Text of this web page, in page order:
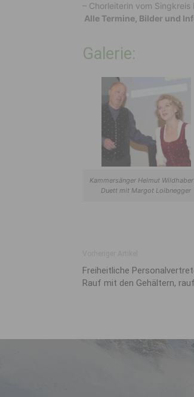
– Chorleiterin vom Singkreis
Alle Termine, Bilder und
Galerie:
Kammersänger Helmut
Duett mit Margot Loibnegger
Freiheitliche
Rauf mit den Gehältern,